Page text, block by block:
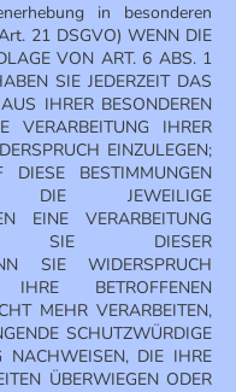
in besonderen
21 DSGVO) WENN DIE
VON ART. 6 ABS. 1
SIE JEDERZEIT DAS
IHRER BESONDEREN
VERARBEITUNG IHRER
EINZULEGEN;
BESTIMMUNGEN
DIE JEWEILIGE
EINE VERARBEITUNG
SIE DIESER
SIE WIDERSPRUCH
BETROFFENEN
MEHR VERARBEITEN,
SCHUTZWÜRDIGE
NACHWEISEN, DIE IHRE
ÜBERWIEGEN ODER